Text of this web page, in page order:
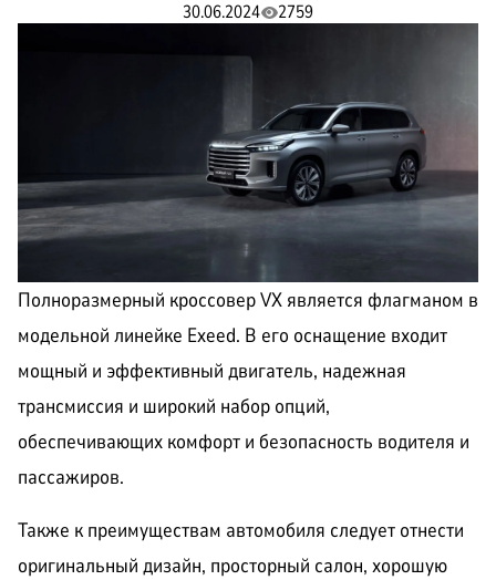
ЛИЗИНГ
КОРПОРАТИВНЫМ
30.06.2024
2759
Полноразмерный кроссовер VX является флагманом в
модельной линейке Exeed. В его оснащение входит
мощный и эффективный двигатель, надежная
трансмиссия и широкий набор опций,
обеспечивающих комфорт и безопасность водителя и
пассажиров.
Также к преимуществам автомобиля следует отнести
оригинальный дизайн, просторный салон, хорошую